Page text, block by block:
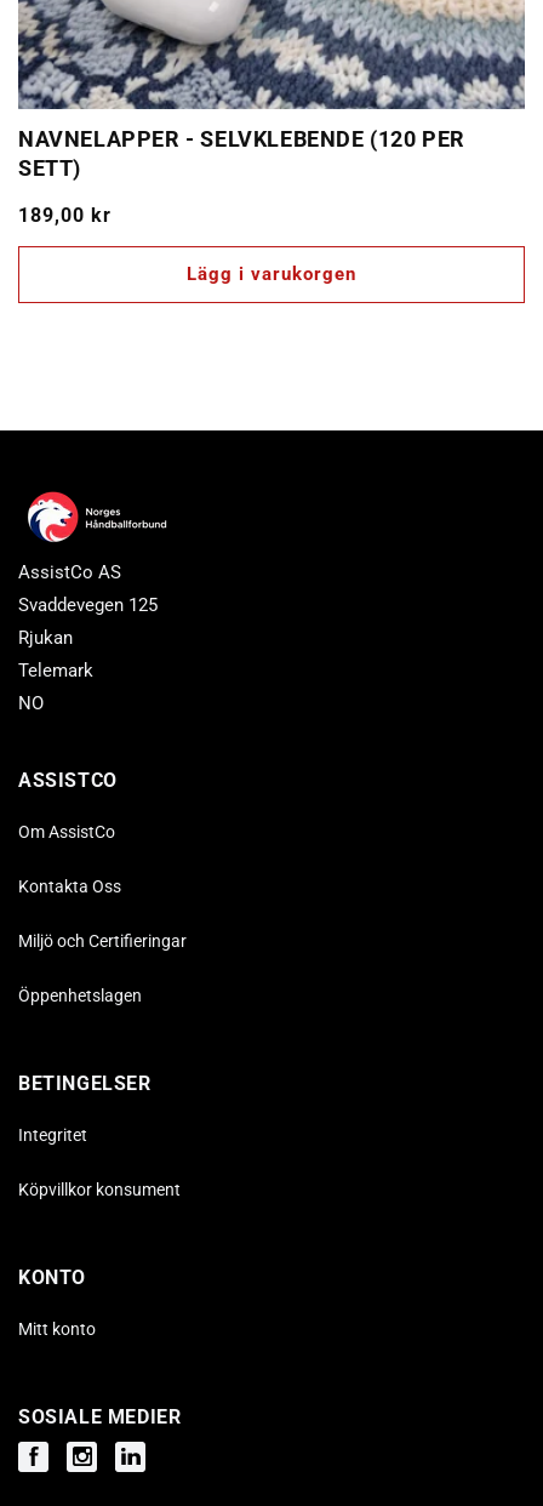
NAVNELAPPER - SELVKLEBENDE (120 PER
SETT)
Ordinarie
pris
189,00 kr
Lägg i varukorgen
AssistCo AS
Svaddevegen 125
Rjukan
Telemark
NO
ASSISTCO
Om AssistCo
Kontakta Oss
Miljö och Certifieringar
Öppenhetslagen
BETINGELSER
Integritet
Köpvillkor konsument
KONTO
Mitt konto
SOSIALE MEDIER
FacebookInstagramInstagram